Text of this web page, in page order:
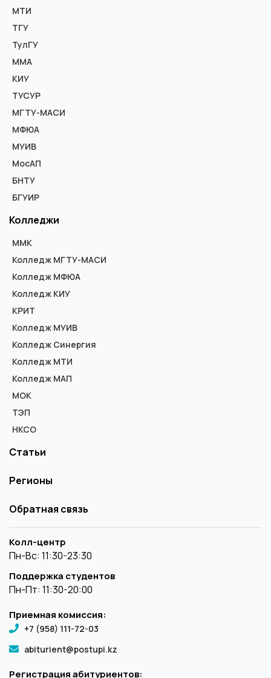
МТИ
ТГУ
ТулГУ
ММА
КИУ
ТУСУР
МГТУ-МАСИ
МФЮА
МУИВ
МосАП
БНТУ
БГУИР
Колледжи
ММК
Колледж МГТУ-МАСИ
Колледж МФЮА
Колледж КИУ
КРИТ
Колледж МУИВ
Колледж Синергия
Колледж МТИ
Колледж МАП
МОК
ТЭП
НКСО
Статьи
Регионы
Обратная связь
Колл-центр
Пн-Вс: 11:30-23:30
Поддержка студентов
Пн-Пт: 11:30-20:00
Приемная комиссия:
+7 (958) 111-72-03
abiturient@postupi.kz
Регистрация абитуриентов: